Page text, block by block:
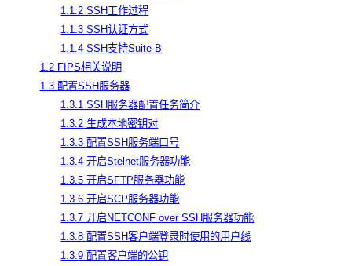
1.1.2 SSH工作过程
1.1.3 SSH认证方式
1.1.4 SSH支持Suite B
1.2 FIPS相关说明
1.3 配置SSH服务器
1.3.1 SSH服务器配置任务简介
1.3.2 生成本地密钥对
1.3.3 配置SSH服务端口号
1.3.4 开启Stelnet服务器功能
1.3.5 开启SFTP服务器功能
1.3.6 开启SCP服务器功能
1.3.7 开启NETCONF over SSH服务器功能
1.3.8 配置SSH客户端登录时使用的用户线
1.3.9 配置客户端的公钥